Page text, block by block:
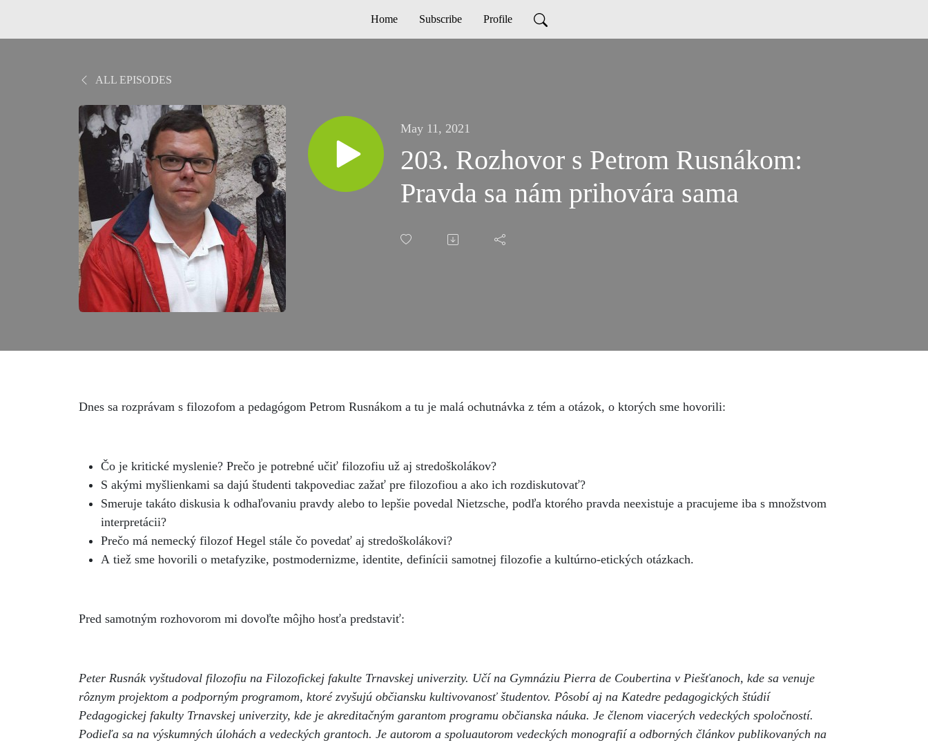
Home Subscribe Profile
ALL EPISODES
May 11, 2021
203. Rozhovor s Petrom Rusnákom:
Pravda sa nám prihovára sama
Dnes sa rozprávam s filozofom a pedagógom Petrom Rusnákom a tu je malá ochutnávka z tém a otázok, o ktorých sme hovorili:
Čo je kritické myslenie? Prečo je potrebné učiť filozofiu už aj stredoškolákov?
S akými myšlienkami sa dajú študenti takpovediac zažať pre filozofiou a ako ich rozdiskutovať?
Smeruje takáto diskusia k odhaľovaniu pravdy alebo to lepšie povedal Nietzsche, podľa ktorého pravda neexistuje a pracujeme iba s množstvom
interpretácii?
Prečo má nemecký filozof Hegel stále čo povedať aj stredoškolákovi?
A tiež sme hovorili o metafyzike, postmodernizme, identite, definícii samotnej filozofie a kultúrno-etických otázkach.
Pred samotným rozhovorom mi dovoľte môjho hosťa predstaviť:
Peter Rusnák vyštudoval filozofiu na Filozofickej fakulte Trnavskej univerzity. Učí na Gymnáziu Pierra de Coubertina v Piešťanoch, kde sa venuje
rôznym projektom a podporným programom, ktoré zvyšujú občiansku kultivovanosť študentov. Pôsobí aj na Katedre pedagogických štúdií
Pedagogickej fakulty Trnavskej univerzity, kde je akreditačným garantom programu občianska náuka. Je členom viacerých vedeckých spoločností.
Podieľa sa na výskumných úlohách a vedeckých grantoch. Je autorom a spoluautorom vedeckých monografií a odborných článkov publikovaných na